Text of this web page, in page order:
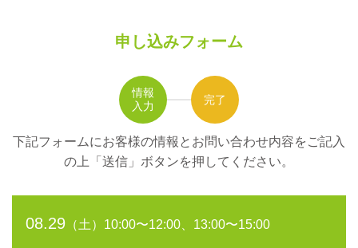
申し込みフォーム
情報
入力
完了
下記フォームにお客様の情報とお問い合わせ内容をご記入
の上
「送信」ボタンを押してください。
08.29 （土）10:00〜12:00、13:00〜15:00